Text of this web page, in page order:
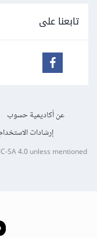
تابعنا على
عن أكاديمية حسوب
إرشادات الاستخدام
SA 4.0unless mentioned